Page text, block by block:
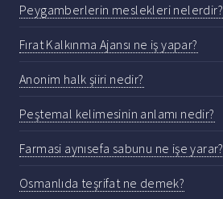
Peygamberlerin meslekleri nelerdir?
Fırat Kalkınma Ajansı ne iş yapar?
Anonim halk şiiri nedir?
Peştemal kelimesinin anlamı nedir?
Farmasi aynısefa sabunu ne işe yarar?
Osmanlıda teşrifat ne demek?